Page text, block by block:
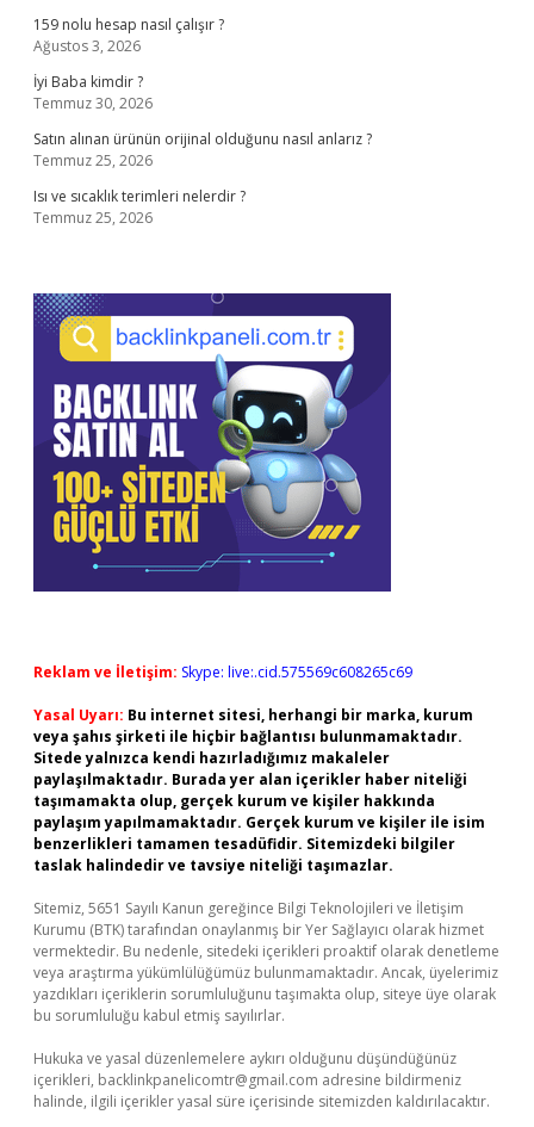
159 nolu hesap nasıl çalışır ?
Ağustos 3, 2026
İyi Baba kimdir ?
Temmuz 30, 2026
Satın alınan ürünün orijinal olduğunu nasıl anlarız ?
Temmuz 25, 2026
Isı ve sıcaklık terimleri nelerdir ?
Temmuz 25, 2026
Reklam ve İletişim: Skype: live:.cid.575569c608265c69
Yasal Uyarı: Bu internet sitesi, herhangi bir marka, kurum
veya şahıs şirketi ile hiçbir bağlantısı bulunmamaktadır.
Sitede yalnızca kendi hazırladığımız makaleler
paylaşılmaktadır. Burada yer alan içerikler haber niteliği
taşımamakta olup, gerçek kurum ve kişiler hakkında
paylaşım yapılmamaktadır. Gerçek kurum ve kişiler ile isim
benzerlikleri tamamen tesadüfidir. Sitemizdeki bilgiler
taslak halindedir ve tavsiye niteliği taşımazlar.
Sitemiz, 5651 Sayılı Kanun gereğince Bilgi Teknolojileri ve İletişim
Kurumu (BTK) tarafından onaylanmış bir Yer Sağlayıcı olarak hizmet
vermektedir. Bu nedenle, sitedeki içerikleri proaktif olarak denetleme
veya araştırma yükümlülüğümüz bulunmamaktadır. Ancak, üyelerimiz
yazdıkları içeriklerin sorumluluğunu taşımakta olup, siteye üye olarak
bu sorumluluğu kabul etmiş sayılırlar.
Hukuka ve yasal düzenlemelere aykırı olduğunu düşündüğünüz
içerikleri, backlinkpanelicomtr@gmail.com adresine bildirmeniz
halinde, ilgili içerikler yasal süre içerisinde sitemizden kaldırılacaktır.